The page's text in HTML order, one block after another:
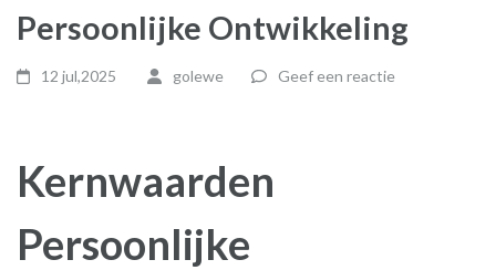
Persoonlijke Ontwikkeling
12 jul,2025 golewe Geef een reactie
Kernwaarden
Persoonlijke